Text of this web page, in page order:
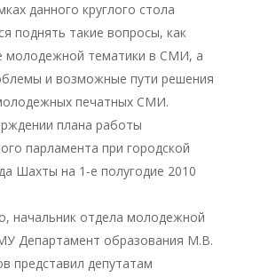
данного круглого стола
поднять такие вопросы, как
молодежной тематики в СМИ, а
и возможные пути решения
печатных СМИ.
плана работы
парламента при городской
Шахты на 1-е полугодие 2010
начальник отдела молодежной
Департамент образования М.В.
представил депутатам
Главная